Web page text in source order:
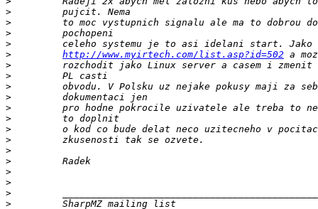
>
>
>
>
>
http://www.myirtech.com/list.asp?id=502
>
>
>
>
>
>
>
>
>
>
>
>
>
>